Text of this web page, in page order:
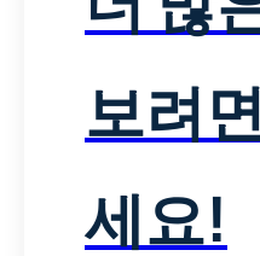
보려
세요!